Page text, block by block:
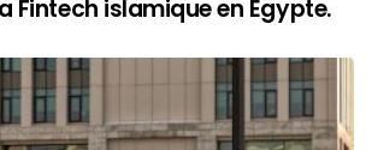
Fintech islamique en Égypte.